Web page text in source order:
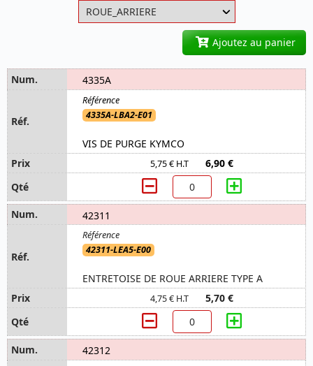
Ajoutez au panier
4335A
4335A-LBA2-E01
VIS DE PURGE KYMCO
5,75 € H.T 6,90 €
42311
42311-LEA5-E00
ENTRETOISE DE ROUE ARRIERE TYPE A
4,75 € H.T 5,70 €
42312